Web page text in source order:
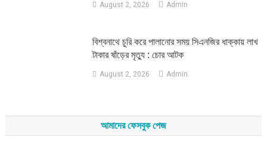
August 2, 2026 Admin
‎বিশ্বনাথে চুরি করে পালানোর সময় সিএনজির ধাক্কায় লাখ
টাকার ষাঁড়ের মৃত্যু : চোর আটক
August 2, 2026 Admin
আমাদের ফেসবুক পেজ